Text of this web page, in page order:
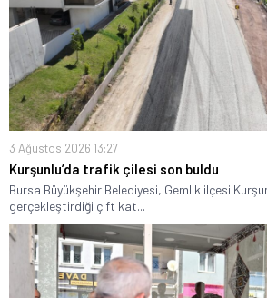
3 Ağustos 2026 13:27
Kurşunlu’da trafik çilesi son buldu
Bursa Büyükşehir Belediyesi, Gemlik ilçesi
gerçekleştirdiği çift kat...